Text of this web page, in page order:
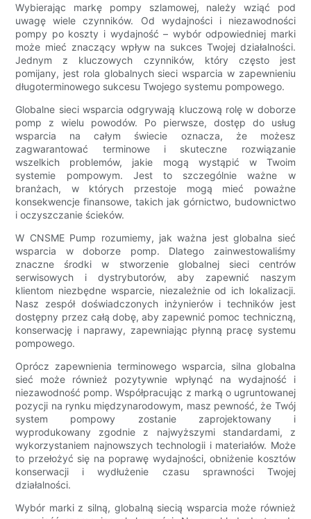
Wybierając markę pompy szlamowej, należy wziąć pod
uwagę wiele czynników. Od wydajności i niezawodności
pompy po koszty i wydajność – wybór odpowiedniej marki
może mieć znaczący wpływ na sukces Twojej działalności.
Jednym z kluczowych czynników, który często jest
pomijany, jest rola globalnych sieci wsparcia w zapewnieniu
długoterminowego sukcesu Twojego systemu pompowego.
Globalne sieci wsparcia odgrywają kluczową rolę w doborze
pomp z wielu powodów. Po pierwsze, dostęp do usług
wsparcia na całym świecie oznacza, że ​​możesz
zagwarantować terminowe i skuteczne rozwiązanie
wszelkich problemów, jakie mogą wystąpić w Twoim
systemie pompowym. Jest to szczególnie ważne w
branżach, w których przestoje mogą mieć poważne
konsekwencje finansowe, takich jak górnictwo, budownictwo
i oczyszczanie ścieków.
W CNSME Pump rozumiemy, jak ważna jest globalna sieć
wsparcia w doborze pomp. Dlatego zainwestowaliśmy
znaczne środki w stworzenie globalnej sieci centrów
serwisowych i dystrybutorów, aby zapewnić naszym
klientom niezbędne wsparcie, niezależnie od ich lokalizacji.
Nasz zespół doświadczonych inżynierów i techników jest
dostępny przez całą dobę, aby zapewnić pomoc techniczną,
konserwację i naprawy, zapewniając płynną pracę systemu
pompowego.
Oprócz zapewnienia terminowego wsparcia, silna globalna
sieć może również pozytywnie wpłynąć na wydajność i
niezawodność pomp. Współpracując z marką o ugruntowanej
pozycji na rynku międzynarodowym, masz pewność, że Twój
system pompowy zostanie zaprojektowany i
wyprodukowany zgodnie z najwyższymi standardami, z
wykorzystaniem najnowszych technologii i materiałów. Może
to przełożyć się na poprawę wydajności, obniżenie kosztów
konserwacji i wydłużenie czasu sprawności Twojej
działalności.
Wybór marki z silną, globalną siecią wsparcia może również